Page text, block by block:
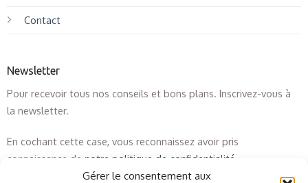
Gérer le consentement aux
Contact
Newsletter
Pour recevoir tous nos conseils et bons plans. Inscrivez-vous à
la newsletter.
En cochant cette case, vous reconnaissez avoir pris
connaissance de notre politique de confidentialité